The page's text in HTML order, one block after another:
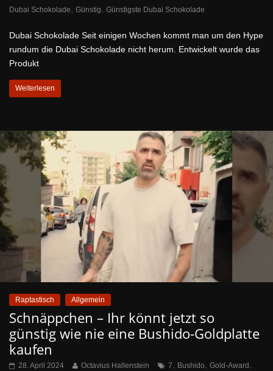
Dubai Schokolade, Günstig, Günstigste Dubai Schokolade
Dubai Schokolade Seit einigen Wochen kommt man um den Hype
rundum die Dubai Schokolade nicht herum. Entwickelt wurde das
Produkt
Weiterlesen
Raptastisch Allgemein
Schnäppchen – Ihr könnt jetzt so
günstig wie nie eine Bushido-Goldplatte
kaufen
28. April 2024 Octavius Hallenstein 7, Bushido, Gold-Award ,